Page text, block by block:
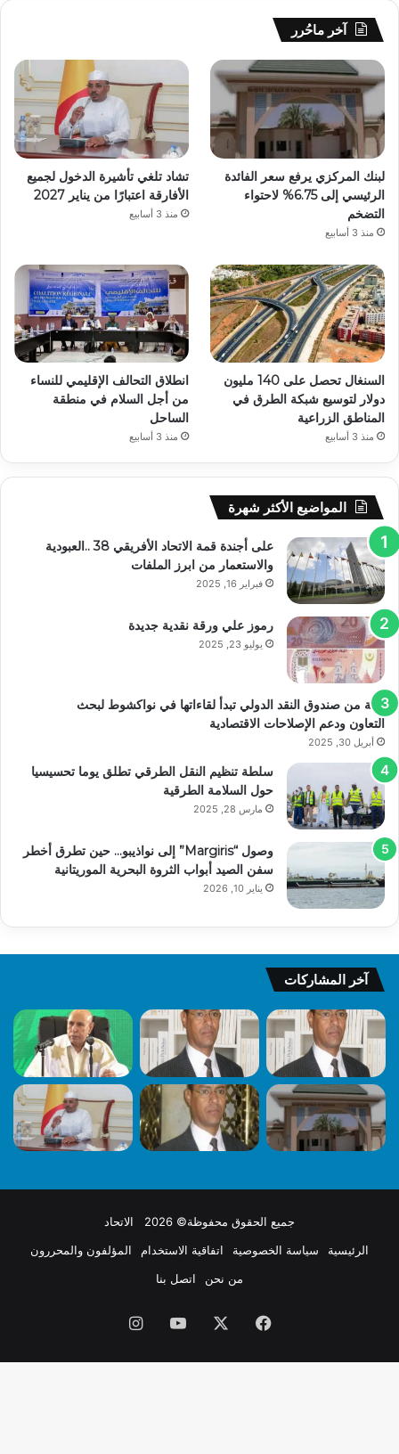
آخر ماحُرر
لبنك المركزي يرفع سعر الفائدة
الرئيسي إلى 6.75% لاحتواء
التضخم
منذ 3 أسابيع
تشاد تلغي تأشيرة الدخول لجميع
الأفارقة اعتبارًا من يناير 2027
منذ 3 أسابيع
السنغال تحصل على 140 مليون
دولار لتوسيع شبكة الطرق في
المناطق الزراعية
منذ 3 أسابيع
انطلاق التحالف الإقليمي للنساء
من أجل السلام في منطقة
الساحل
منذ 3 أسابيع
المواضيع الأكثر شهرة
على أجندة قمة الاتحاد الأفريقي 38 ..العبودية
والاستعمار من ابرز الملفات
فبراير 16, 2025
رموز علي ورقة نقدية جديدة
يوليو 23, 2025
بعثة من صندوق النقد الدولي تبدأ لقاءاتها في نواكشوط لبحث
التعاون ودعم الإصلاحات الاقتصادية
أبريل 30, 2025
سلطة تنظيم النقل الطرقي تطلق يوما تحسيسيا
حول السلامة الطرقية
مارس 28, 2025
وصول “Margiris” إلى نواذيبو… حين تطرق أخطر
سفن الصيد أبواب الثروة البحرية الموريتانية
يناير 10, 2026
آخر المشاركات
جميع الحقوق محفوظة© 2026 الاتحاد
الرئيسية
سياسة الخصوصية اتفاقية الاستخدام
المؤلفون والمحررون
من نحن
اتصل بنا
فيسبوك يوتيوبانستقرام